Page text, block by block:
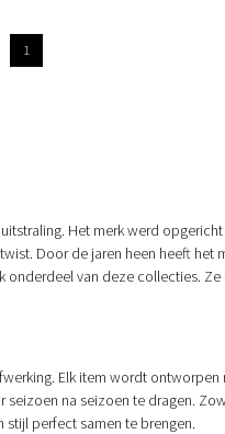
1
Het merk werd
Door de jaren heen heeft
onderdeel van deze collecties.
Elk item wordt
na seizoen te dragen.
stijl perfect samen te brengen.